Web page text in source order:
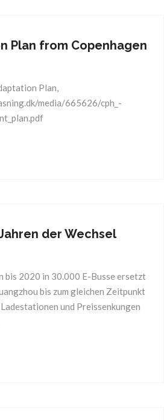
Plan from Copenhagen
Plan,
media/665626/cph_-
der Wechsel
bis 2020 in 30.000 E-Busse ersetzt
bis zum gleichen Zeitpunkt
und Preissenkungen